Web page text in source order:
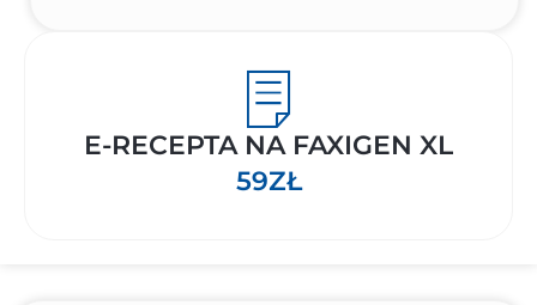
E-RECEPTA NA FAXIGEN XL
59ZŁ